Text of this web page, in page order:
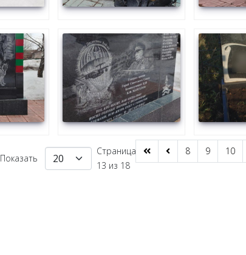
Показать
Страница
13 из 18
8 9 10